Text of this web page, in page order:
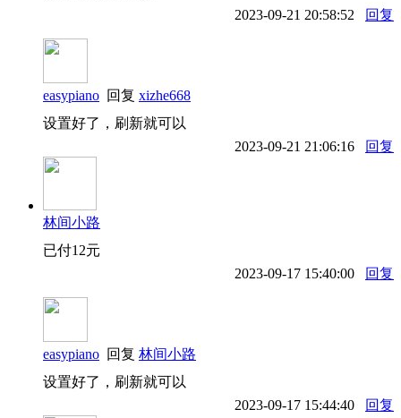
2023-09-21 20:58:52
回复
easypiano 回复 xizhe668
设置好了，刷新就可以
2023-09-21 21:06:16
回复
林间小路
已付12元
2023-09-17 15:40:00
回复
easypiano 回复 林间小路
设置好了，刷新就可以
2023-09-17 15:44:40
回复